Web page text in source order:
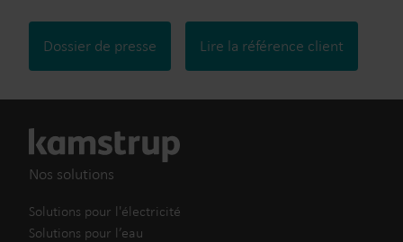
Dossier de presse Lire la référence client
Nos solutions
Solutions pour l'électricité
Solutions pour l’eau